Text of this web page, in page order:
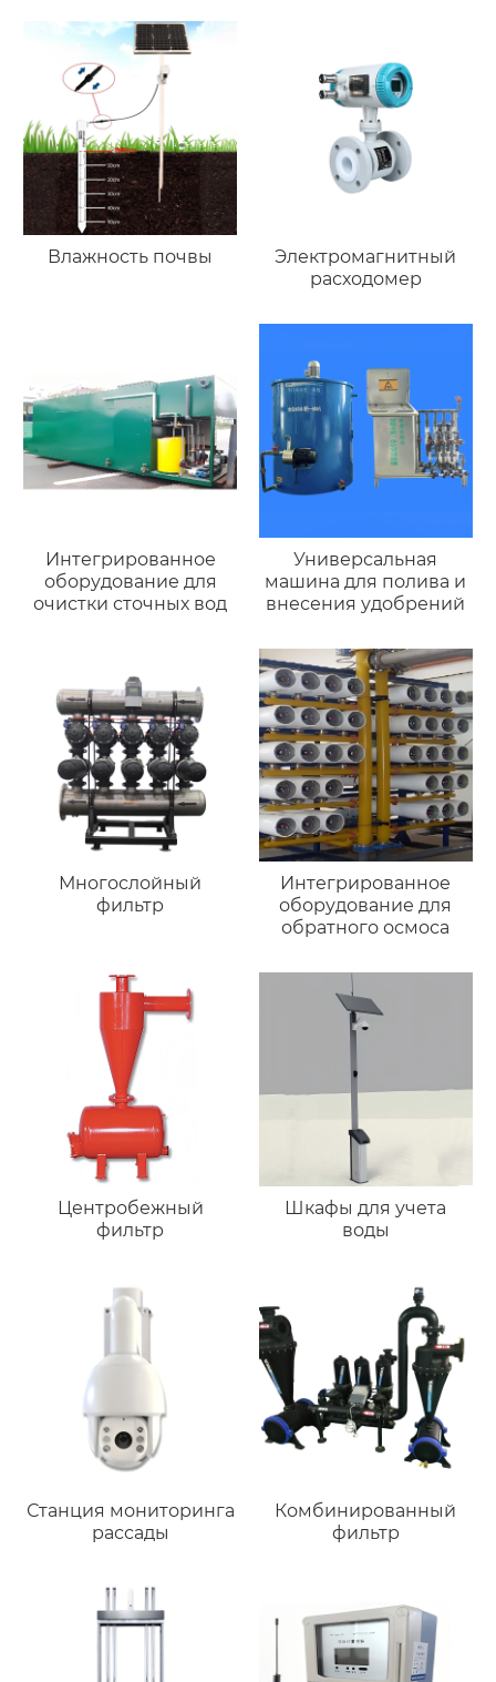
Влажность почвы
Электромагнитный
расходомер
Интегрированное
оборудование для
очистки сточных вод
Универсальная
машина для полива и
внесения удобрений
Многослойный
фильтр
Интегрированное
оборудование для
обратного осмоса
Центробежный
фильтр
Шкафы для учета
воды
Станция мониторинга
рассады
Комбинированный
фильтр